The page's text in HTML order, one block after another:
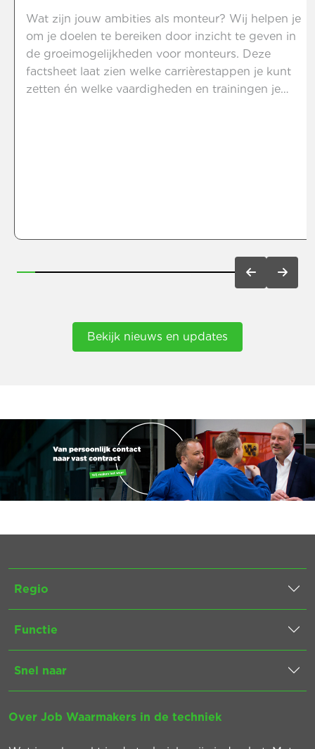
Wat zijn jouw ambities als monteur? Wij helpen je
om je doelen te bereiken door inzicht te geven in
de groeimogelijkheden voor monteurs. Deze
factsheet laat zien welke carrièrestappen je kunt
zetten én welke vaardigheden en trainingen je
Bekijk nieuws en updates
Regio
Functie
Snel naar
Over Job Waarmakers in de techniek